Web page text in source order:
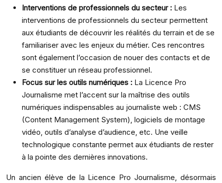
Interventions de professionnels du secteur : Les
interventions de professionnels du secteur permettent
aux étudiants de découvrir les réalités du terrain et de se
familiariser avec les enjeux du métier. Ces rencontres
sont également l’occasion de nouer des contacts et de
se constituer un réseau professionnel.
Focus sur les outils numériques : La Licence Pro
Journalisme met l’accent sur la maîtrise des outils
numériques indispensables au journaliste web : CMS
(Content Management System), logiciels de montage
vidéo, outils d’analyse d’audience, etc. Une veille
technologique constante permet aux étudiants de rester
à la pointe des dernières innovations.
Un ancien élève de la Licence Pro Journalisme, désormais